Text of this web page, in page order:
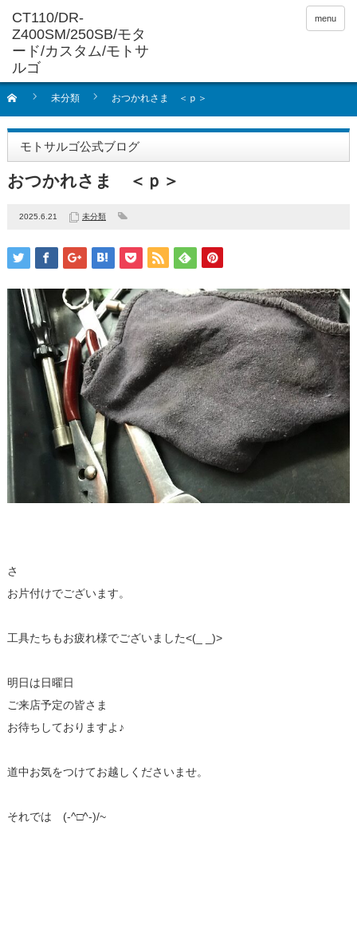
menu
未分類 おつかれさま ＜ｐ＞
モトサルゴ公式ブログ
おつかれさま ＜ｐ＞
2025.6.21 未分類
さ
お片付けでございます。
工具たちもお疲れ様でございました<(_ _)>
明日は日曜日
ご来店予定の皆さま
お待ちしておりますよ♪
道中お気をつけてお越しくださいませ。
それでは (-^□^-)/~